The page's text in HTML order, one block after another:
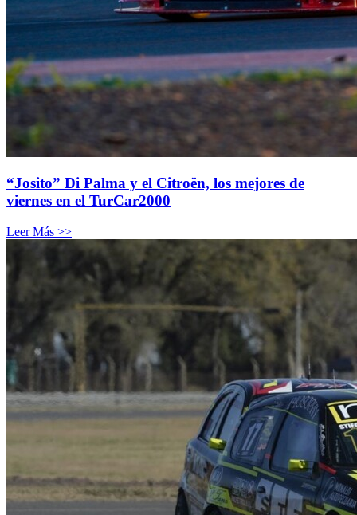
“Josito” Di Palma y el Citroën, los mejores de
viernes en el TurCar2000
Leer Más >>